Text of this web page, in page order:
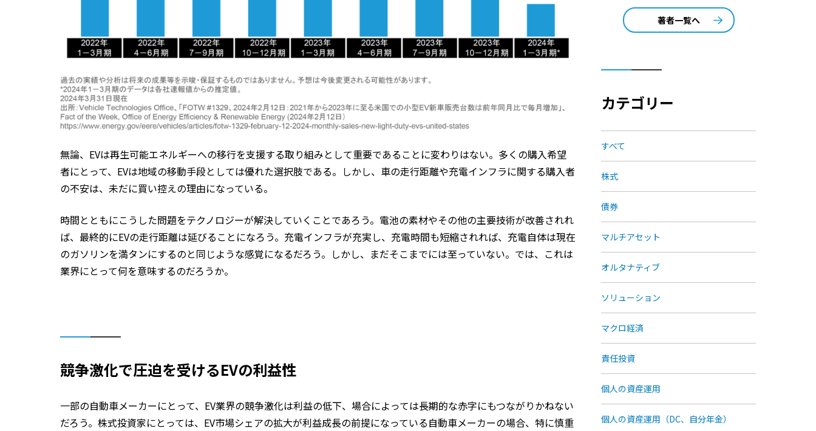
無論、EVは再生可能エネルギーへの移行を支援する取り組みとして重要であることに変わりはない。多くの購入希望
者にとって、EVは地域の移動手段としては優れた選択肢である。しかし、車の走行距離や充電インフラに関する購入者
の不安は、未だに買い控えの理由になっている。
時間とともにこうした問題をテクノロジーが解決していくことであろう。電池の素材やその他の主要技術が改善されれ
ば、最終的にEVの走行距離は延びることになろう。充電インフラが充実し、充電時間も短縮されれば、充電自体は現在
のガソリンを満タンにするのと同じような感覚になるだろう。しかし、まだそこまでには至っていない。では、これは
業界にとって何を意味するのだろうか。
競争激化で圧迫を受けるEVの利益性
一部の自動車メーカーにとって、EV業界の競争激化は利益の低下、場合によっては長期的な赤字にもつながりかねない
だろう。株式投資家にとっては、EV市場シェアの拡大が利益成長の前提になっている自動車メーカーの場合、特に慎重
著者一覧へ
カテゴリー
すべて
株式
債券
マルチアセット
オルタナティブ
ソリューション
マクロ経済
責任投資
個人の資産運用
個人の資産運用（DC、自分年金）